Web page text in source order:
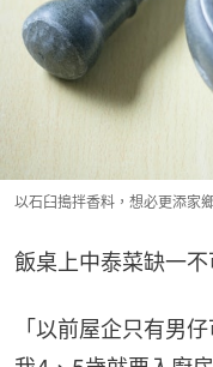
以石臼搗拌香料，想必更添家
飯桌上中泰菜缺一不
「以前屋企只有男